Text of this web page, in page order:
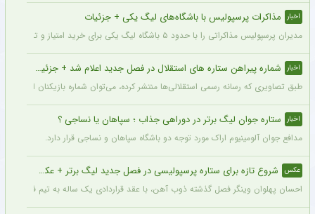
اخبار مذاکرات پرسپولیس با باشگاه‌های لیگ یکی + جزئیات
مدیران پرسپولیس مذاکراتی را با حدود ۵ باشگاه لیگ یکی برای خرید امتیاز و تشکیل تیم «ب» آغاز کرده‌اند.
اخبار شماره پیراهن ستاره های استقلال در فصل جدید اعلام شد + جزئیات
طبق تصاویری که رسانه رسمی استقلالی‌ها منتشر کرده، می‌توان شماره بازیکنان این
اخبار ستاره جوان لیگ برتر در دوراهی جذاب ؛ سپاهان یا نساجی ؟
مدافع جوان آلومینیوم اراک مورد توجه دو باشگاه سپاهان و نساجی قرار دارد.
عکس شروع تازه برای ستاره پرسپولیسی در فصل جدید لیگ برتر + عکس
احسان پهلوان وینگر فصل گذشته ذوب آهن، با عقد قراردادی یک ساله به تیم فجر